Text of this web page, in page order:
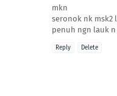
mkn
seronok nk msk2
penuh ngn lauk
Reply Delete